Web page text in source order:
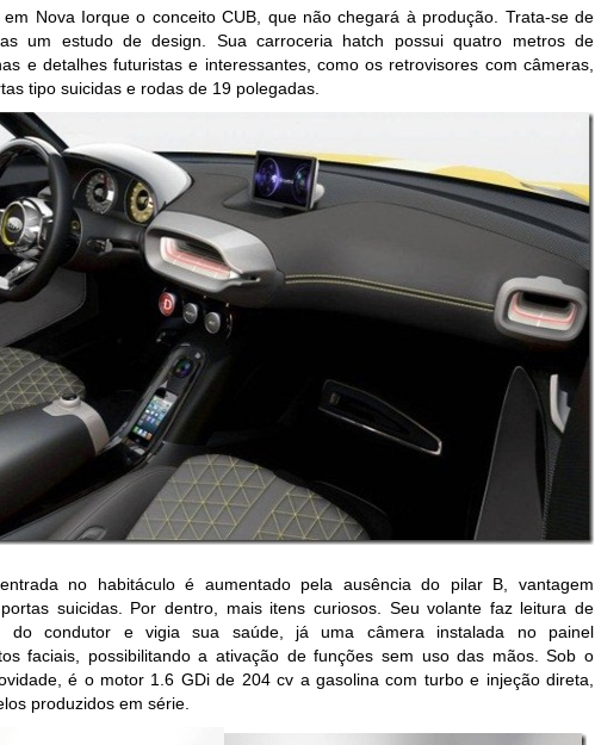
em Nova Iorque o conceito CUB, que não chegará à produção. Trata-se de
um estudo de design. Sua carroceria hatch possui quatro metros de
e detalhes futuristas e interessantes, como os retrovisores com câmeras,
tipo suicidas e rodas de 19 polegadas.
no habitáculo é aumentado pela ausência do pilar B, vantagem
suicidas. Por dentro, mais itens curiosos. Seu volante faz leitura de
do condutor e vigia sua saúde, já uma câmera instalada no painel
faciais, possibilitando a ativação de funções sem uso das mãos. Sob o
é o motor 1.6 GDi de 204 cv a gasolina com turbo e injeção direta,
produzidos em série.